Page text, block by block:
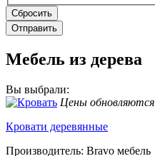
Мебель из дерева
Вы выбрали:
Цены обновляются
Кровати деревянные
Производитель: Bravo мебель